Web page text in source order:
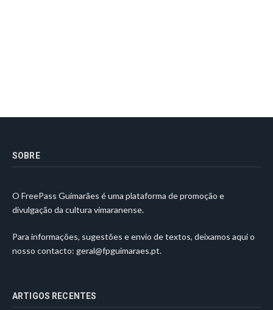
SOBRE
O FreePass Guimarães é uma plataforma de promoção e
divulgação da cultura vimaranense.
Para informações, sugestões e envio de textos, deixamos aqui o
nosso contacto: geral@fpguimaraes.pt.
ARTIGOS RECENTES